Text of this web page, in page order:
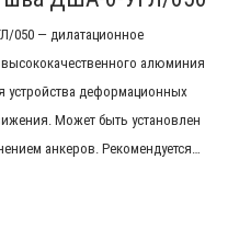
050 — дилатационное
алюминия
устройства деформационных
Может быть установлен
анкеров. Рекомендуется…